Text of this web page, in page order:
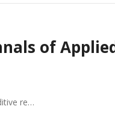
of
re…